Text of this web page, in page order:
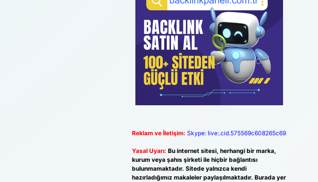
Reklam ve İletişim: Skype: live:.cid.575569c608265c69
Yasal Uyarı: Bu internet sitesi, herhangi bir marka,
kurum veya şahıs şirketi ile hiçbir bağlantısı
bulunmamaktadır. Sitede yalnızca kendi
hazırladığımız makaleler paylaşılmaktadır. Burada yer